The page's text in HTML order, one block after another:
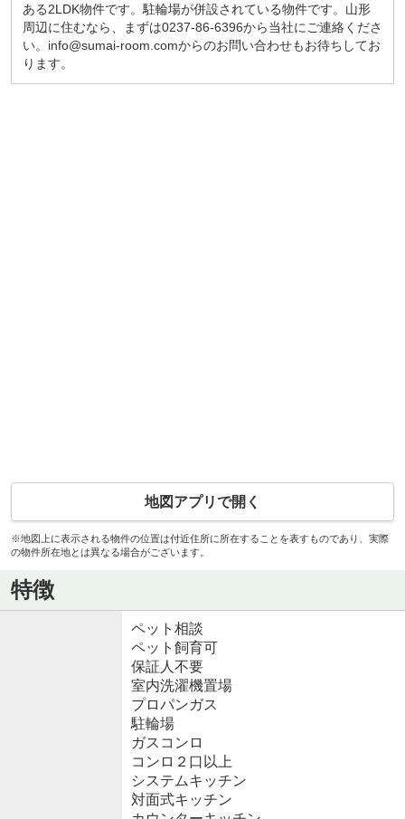
ある2LDK物件です。駐輪場が併設されている物件です。山形
周辺に住むなら、まずは0237-86-6396から当社にご連絡くださ
い。info@sumai-room.comからのお問い合わせもお待ちしてお
ります。
地図アプリで開く
※地図上に表示される物件の位置は付近住所に所在することを表すものであり、実際
の物件所在地とは異なる場合がございます。
特徴
ペット相談
ペット飼育可
保証人不要
室内洗濯機置場
プロパンガス
駐輪場
ガスコンロ
コンロ２口以上
システムキッチン
対面式キッチン